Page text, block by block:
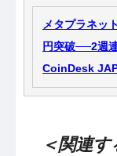
メタプラネッ
円突破──2週
CoinDesk
＜関連